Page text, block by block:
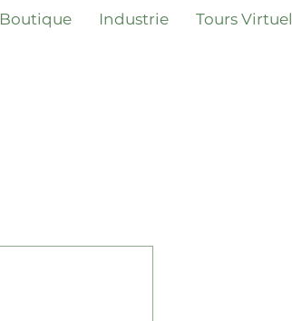
Boutique Industrie Tours Virtuel